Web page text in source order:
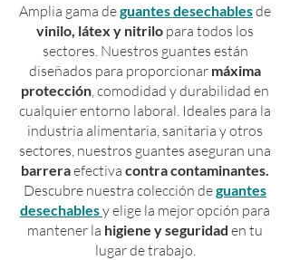
Amplia gama deguantes desechablesde
vinilo, látex y nitrilo para todos los
sectores. Nuestros guantes están
diseñados para proporcionar máxima
protección , comodidad y durabilidad en
cualquier entorno laboral. Ideales para la
industria alimentaria, sanitaria y otros
sectores, nuestros guantes aseguran una
barreraefectiva contra contaminantes.
Descubre nuestra colección deguantes
desechablesy elige la mejor opción para
mantener la higiene y seguridad en tu
lugar de trabajo.